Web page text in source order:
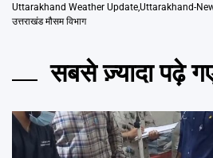
Uttarakhand Weather Update,Uttarakhand-
उत्तराखंड मौसम विभाग
सबसे ज़्यादा पढ़े